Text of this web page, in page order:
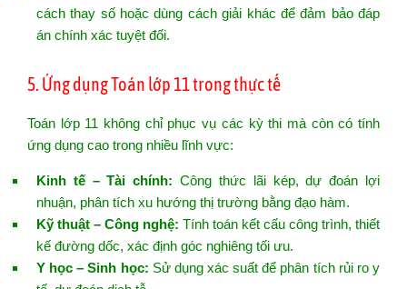
cách thay số hoặc dùng cách giải khác để đảm bảo đáp
án chính xác tuyệt đối.
5. Ứng dụng Toán lớp 11 trong thực tế
Toán lớp 11 không chỉ phục vụ các kỳ thi mà còn có tính
ứng dụng cao trong nhiều lĩnh vực:
Kinh tế – Tài chính: Công thức lãi kép, dự đoán lợi
nhuận, phân tích xu hướng thị trường bằng đạo hàm.
Kỹ thuật – Công nghệ: Tính toán kết cấu công trình, thiết
kế đường dốc, xác định góc nghiêng tối ưu.
Y học – Sinh học: Sử dụng xác suất để phân tích rủi ro y